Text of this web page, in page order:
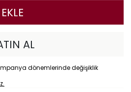
AL
dönemlerinde değişiklik